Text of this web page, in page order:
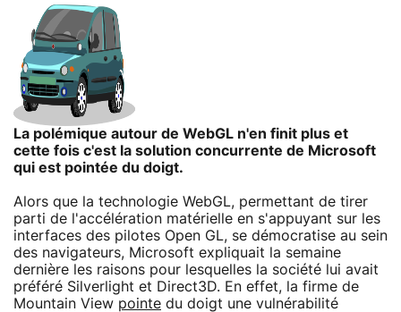
La polémique autour de WebGL n'en finit plus et
cette fois c'est la solution concurrente de Microsoft
qui est pointée du doigt.
Alors que la technologie WebGL, permettant de tirer
parti de l'accélération matérielle en s'appuyant sur les
interfaces des pilotes Open GL, se démocratise au sein
des navigateurs, Microsoft expliquait la semaine
dernière les raisons pour lesquelles la société lui avait
préféré Silverlight et Direct3D. En effet, la firme de
Mountain View pointe du doigt une vulnérabilité